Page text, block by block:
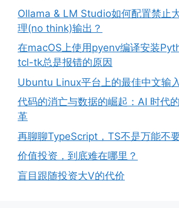
Ollama & LM Studio如何配置禁止
理(no think)输出？
在macOS上使用pyenv编译安装
tcl-tk总是报错的原因
Ubuntu Linux平台上的最佳中文输
代码的消亡与数据的崛起：AI 时代
革
再聊聊TypeScript，TS不是万能不
价值投资，到底难在哪里？
盲目跟随投资大V的代价